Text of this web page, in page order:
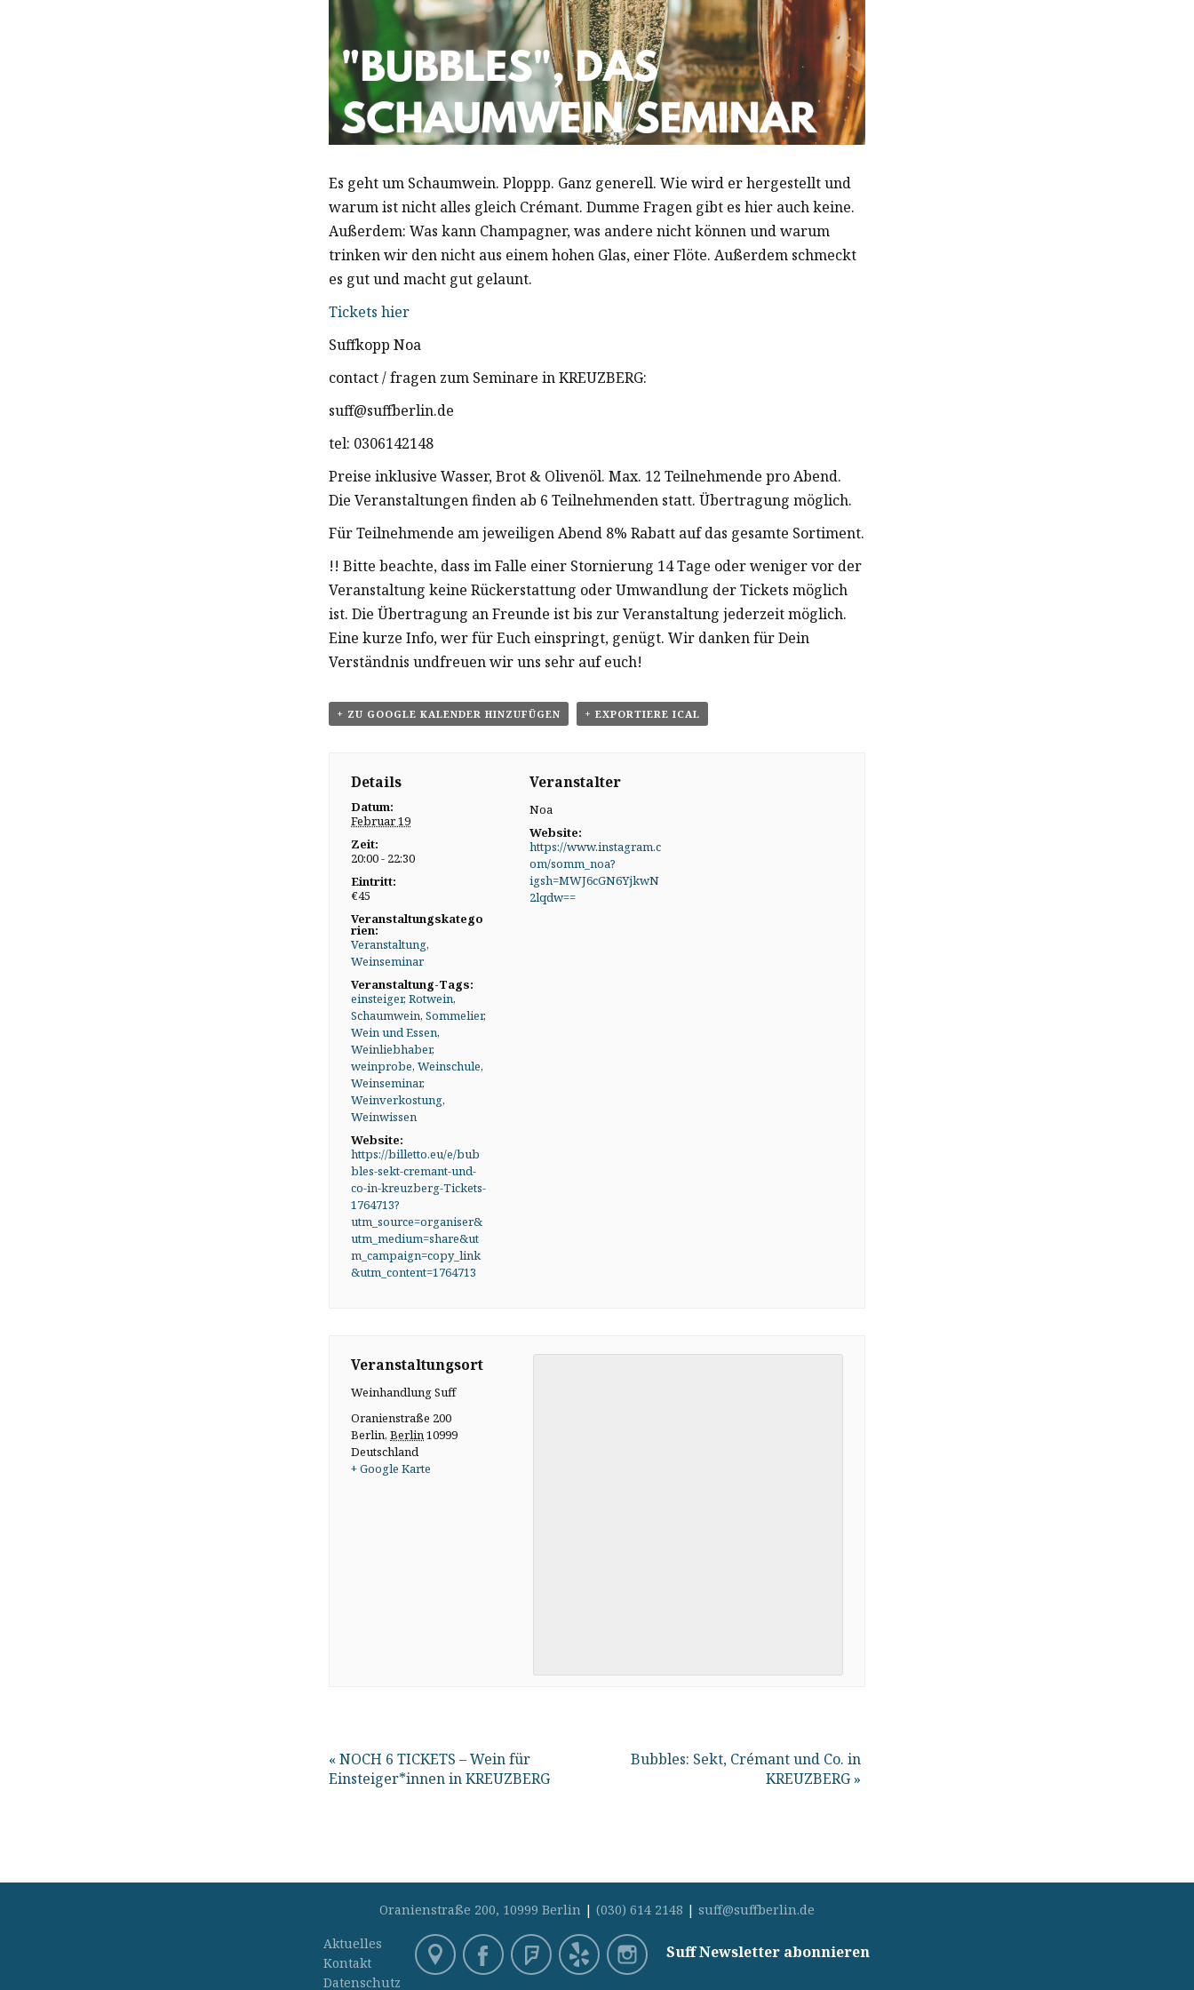
Es geht um Schaumwein. Ploppp. Ganz generell. Wie wird er hergestellt und
warum ist nicht alles gleich Crémant. Dumme Fragen gibt es hier auch keine.
Außerdem: Was kann Champagner, was andere nicht können und warum
trinken wir den nicht aus einem hohen Glas, einer Flöte. Außerdem schmeckt
es gut und macht gut gelaunt.
Tickets hier
Suffkopp Noa
contact / fragen zum Seminare in KREUZBERG:
suff@suffberlin.de
tel: 0306142148
Preise inklusive Wasser, Brot & Olivenöl. Max. 12 Teilnehmende pro Abend.
Die Veranstaltungen finden ab 6 Teilnehmenden statt. Übertragung möglich.
Für Teilnehmende am jeweiligen Abend 8% Rabatt auf das gesamte Sortiment.
!! Bitte beachte, dass im Falle einer Stornierung 14 Tage oder weniger vor der
Veranstaltung keine Rückerstattung oder Umwandlung der Tickets möglich
ist. Die Übertragung an Freunde ist bis zur Veranstaltung jederzeit möglich.
Eine kurze Info, wer für Euch einspringt, genügt. Wir danken für Dein
Verständnis undfreuen wir uns sehr auf euch!
+ ZU GOOGLE KALENDER HINZUFÜGEN + EXPORTIERE ICAL
Details
Datum:
Februar 19
Zeit:
20:00 - 22:30
Eintritt:
€45
Veranstaltungskatego
rien:
Veranstaltung,
Weinseminar
Veranstaltung-Tags:
einsteiger,Rotwein,
Schaumwein,Sommelier,
Wein und Essen,
Weinliebhaber,
weinprobe,Weinschule,
Weinseminar,
Weinverkostung,
Weinwissen
Website:
https://billetto.eu/e/bub
bles-sekt-cremant-und-
co-in-kreuzberg-Tickets-
1764713?
utm_source=organiser&
utm_medium=share&ut
m_campaign=copy_link
&utm_content=1764713
Veranstalter
Noa
Website:
https://www.instagram.c
om/somm_noa?
igsh=MWJ6cGN6YjkwN
2lqdw==
Veranstaltungsort
Weinhandlung Suff
Oranienstraße 200
Berlin, Berlin10999
Deutschland
+ Google Karte
« NOCH 6 TICKETS – Wein für
Einsteiger*innen in KREUZBERG
Bubbles: Sekt, Crémant und Co. in
KREUZBERG »
Oranienstraße 200, 10999 Berlin | (030) 614 2148 | suff@suffberlin.de
Aktuelles
Kontakt
Datenschutz
Suff Newsletter abonnieren